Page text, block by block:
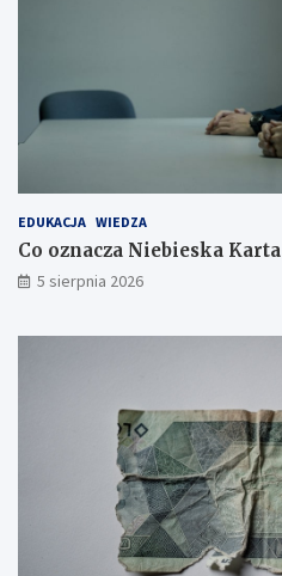
EDUKACJA WIEDZA
Co oznacza Niebieska
5 sierpnia 2026